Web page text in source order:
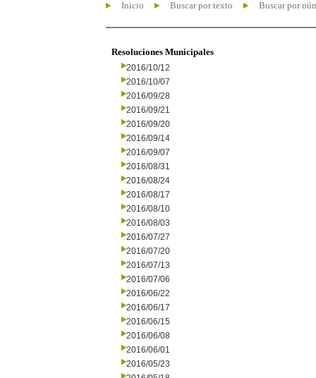
Inicio Buscar por texto Buscar por
Resoluciones Municipales
2016/10/12
2016/10/07
2016/09/28
2016/09/21
2016/09/20
2016/09/14
2016/09/07
2016/08/31
2016/08/24
2016/08/17
2016/08/10
2016/08/03
2016/07/27
2016/07/20
2016/07/13
2016/07/06
2016/06/22
2016/06/17
2016/06/15
2016/06/08
2016/06/01
2016/05/23